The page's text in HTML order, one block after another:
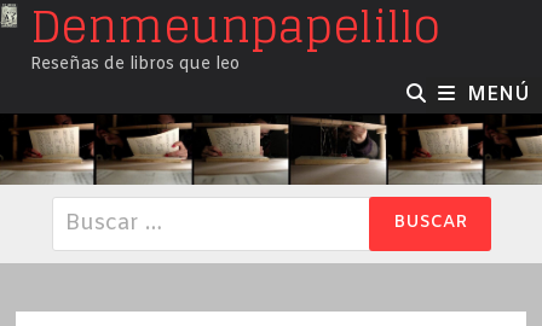
SaltarDenmeunpapelillo
Reseñas de libros que leo
MENÚ
Buscar: